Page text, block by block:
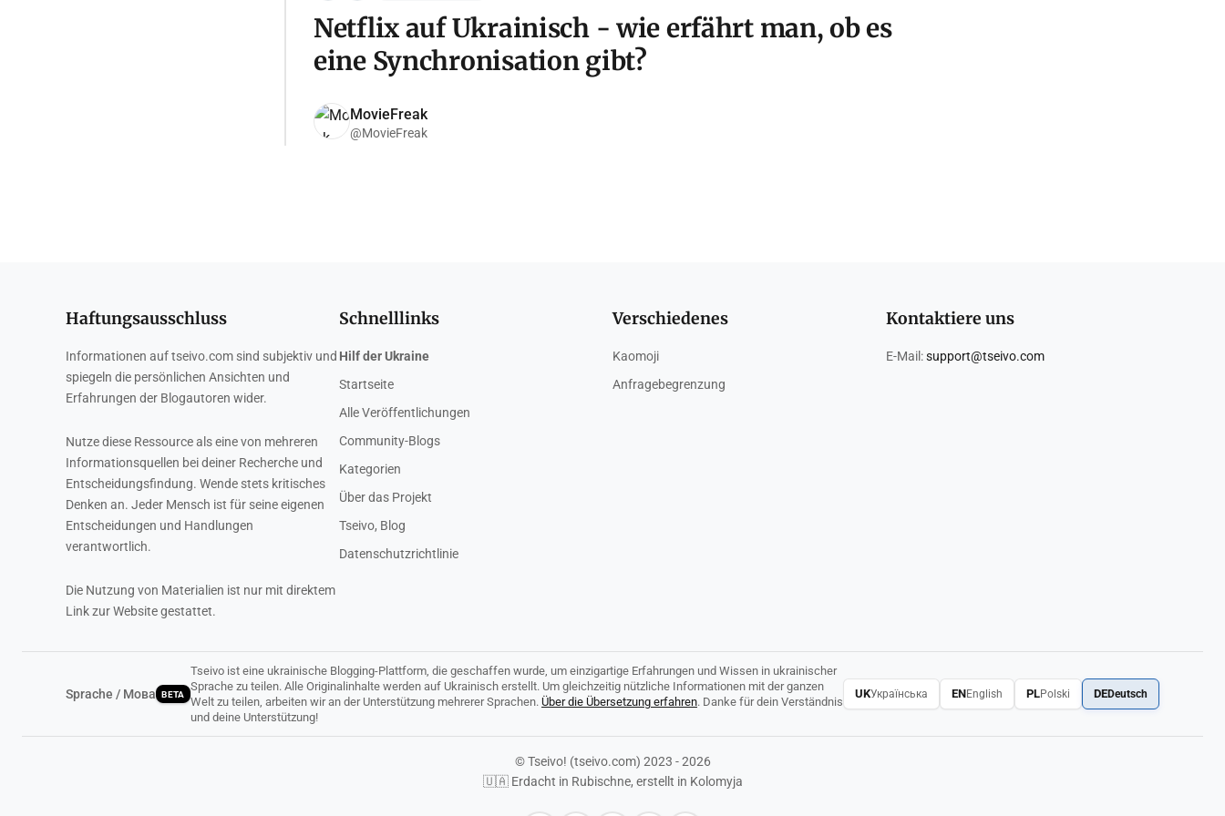
Netflix auf Ukrainisch - wie erfährt man, ob es
eine Synchronisation gibt?
MovieFreak
@MovieFreak
Haftungsausschluss
Informationen auf tseivo.com sind subjektiv und
spiegeln die persönlichen Ansichten und
Erfahrungen der Blogautoren wider.
Nutze diese Ressource als eine von mehreren
Informationsquellen bei deiner Recherche und
Entscheidungsfindung. Wende stets kritisches
Denken an. Jeder Mensch ist für seine eigenen
Entscheidungen und Handlungen
verantwortlich.
Die Nutzung von Materialien ist nur mit direktem
Link zur Website gestattet.
Schnelllinks
Hilf der Ukraine
Startseite
Alle Veröffentlichungen
Community-Blogs
Kategorien
Über das Projekt
Tseivo, Blog
Datenschutzrichtlinie
Verschiedenes
Kaomoji
Anfragebegrenzung
Kontaktiere uns
E-Mail:support@tseivo.com
Sprache / Мова BETA
Tseivo ist eine ukrainische Blogging-Plattform, die geschaffen wurde, um einzigartige Erfahrungen und Wissen in ukrainischer
Sprache zu teilen. Alle Originalinhalte werden auf Ukrainisch erstellt. Um gleichzeitig nützliche Informationen mit der ganzen
Welt zu teilen, arbeiten wir an der Unterstützung mehrerer Sprachen. Über die Übersetzung erfahren. Danke für dein Verständnis
und deine Unterstützung!
UKУкраїнська ENEnglish PLPolski DEDeutsch
© Tseivo! (tseivo.com) 2023 - 2026
🇺🇦 Erdacht in Rubischne, erstellt in Kolomyja